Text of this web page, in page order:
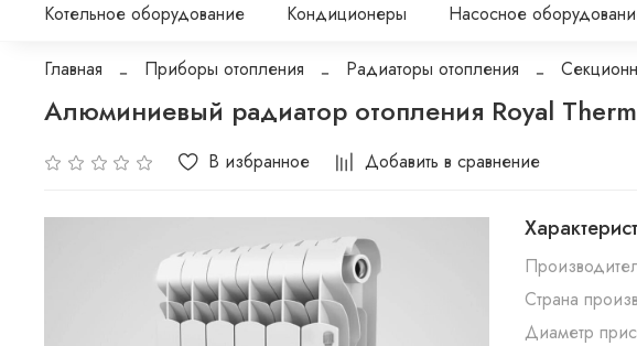
Котельное оборудование Кондиционеры Насосное
Главная Приборы отопления Радиаторы отопления
Алюминиевый радиатор отопления Royal
В избранное Добавить в сравнение
Страна
Диаметр